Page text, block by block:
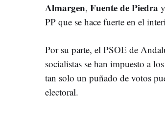
Almargen, Fuente de Piedra y
PP que se hace fuerte en el
Por su parte, el PSOE de
socialistas se han impuesto a
tan solo un puñado de votos
electoral.